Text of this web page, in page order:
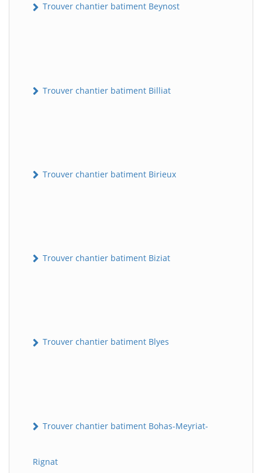
Trouver chantier batiment Beynost
Trouver chantier batiment Billiat
Trouver chantier batiment Birieux
Trouver chantier batiment Biziat
Trouver chantier batiment Blyes
Trouver chantier batiment Bohas-Meyriat-
Rignat